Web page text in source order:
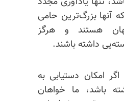
آنها بزرگ‌ترین حامی
هستند و هرگز
داشته باشند.
اگر امکان دستیابی به
باشد، ما خواهان